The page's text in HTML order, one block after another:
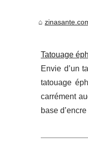
Tatouage
Envie d’un
tatouage
carrément
base